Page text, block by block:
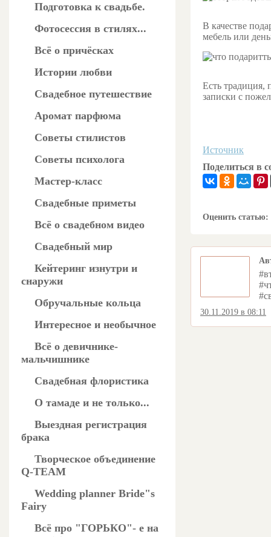
Подготовка к свадьбе.
Фотосессия в стилях...
Всё о причёсках
Истории любви
Свадебное путешествие
Аромат парфюма
Советы стилистов
Советы психолога
Мастер-класс
Свадебные приметы
Всё о свадебном видео
Свадебный мир
Кейтеринг изнутри и
снаружи
Обручальные кольца
Интересное и необычное
Всё о девичнике-
мальчишнике
Свадебная флористика
О тамаде и не только...
Выездная регистрация
брака
Творческое объединение
Q-TEAM
Wedding planner Bride"s
Fairy
Всё про "ГОРЬКО"- е на
В качестве
мебель или
Есть
записки с
Источник
Поделиться в
Оценить статью:
30.11.2019 в 08:11